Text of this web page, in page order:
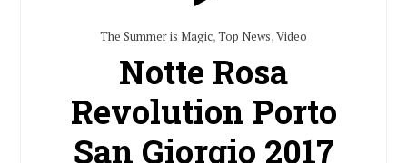
The Summer is Magic,Top News,Video
Notte Rosa
Revolution Porto
San Giorgio 2017